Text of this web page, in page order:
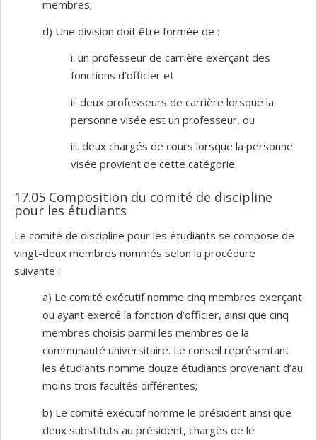
membres;
d) Une division doit être formée de :
i. un professeur de carrière exerçant des
fonctions d’officier et
ii. deux professeurs de carrière lorsque la
personne visée est un professeur, ou
iii. deux chargés de cours lorsque la personne
visée provient de cette catégorie.
17.05 Composition du comité de discipline
pour les étudiants
Le comité de discipline pour les étudiants se compose de
vingt-deux membres nommés selon la procédure
suivante :
a) Le comité exécutif nomme cinq membres exerçant
ou ayant exercé la fonction d’officier, ainsi que cinq
membres choisis parmi les membres de la
communauté universitaire. Le conseil représentant
les étudiants nomme douze étudiants provenant d’au
moins trois facultés différentes;
b) Le comité exécutif nomme le président ainsi que
deux substituts au président, chargés de le